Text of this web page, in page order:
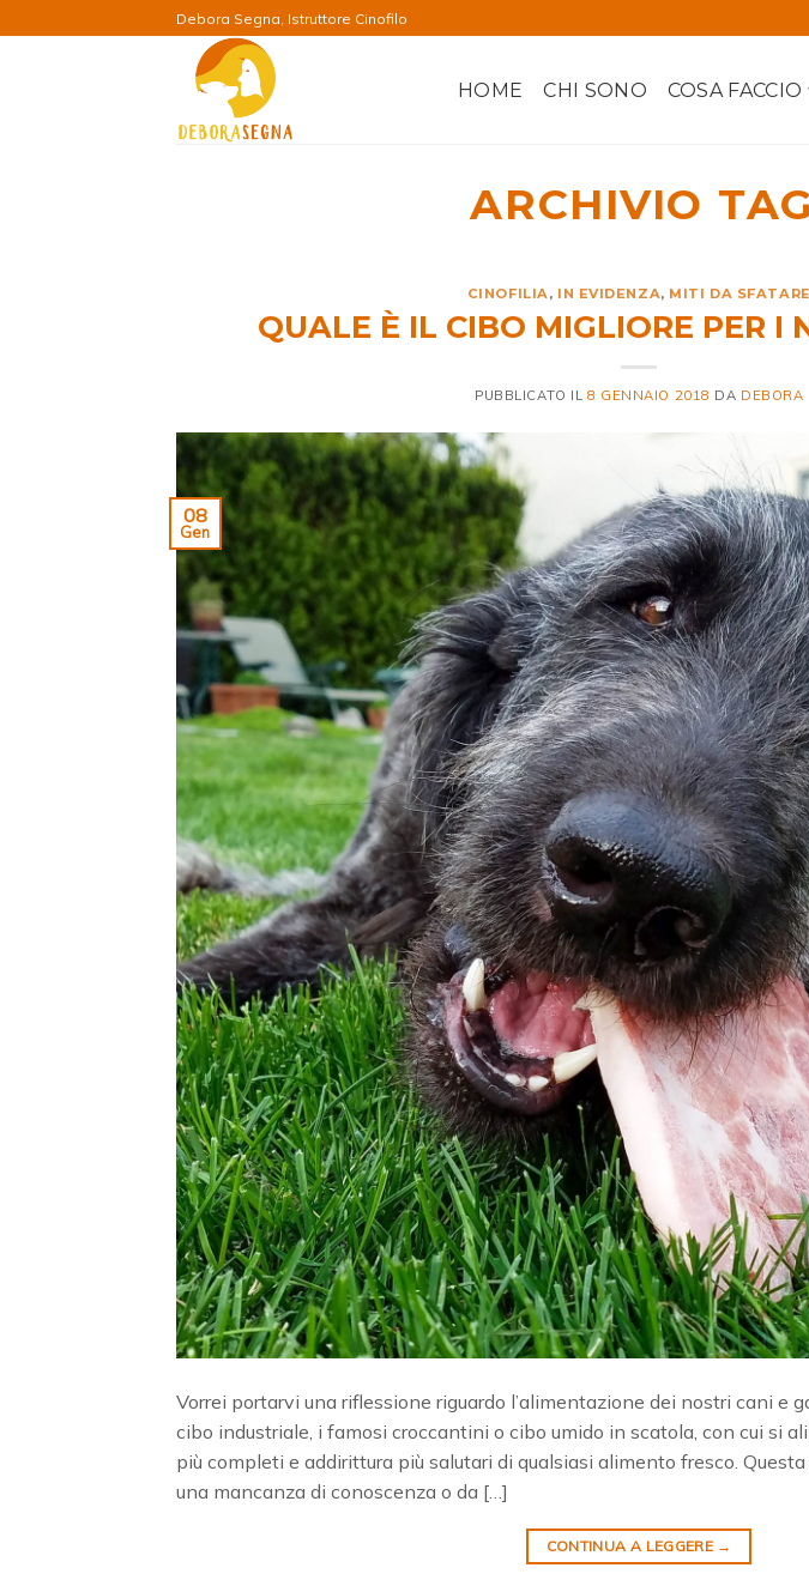
ai
Debora Segna, Istruttore Cinofilo
HOME CHI SONO COSA FACCIO
ARCHIVIO
CINOFILIA , IN EVIDENZA, MITI DA SFATARE
QUALE È IL CIBO MIGLIORE PER I
PUBBLICATO IL 8 GENNAIO 2018 DA DEBORA
08
Gen
Vorrei portarvi una riflessione riguardo l’alimentazione dei nostri cani e
cibo industriale, i famosi croccantini o cibo umido in scatola, con cui si
più completi e addirittura più salutari di qualsiasi alimento fresco.
una mancanza di conoscenza o da […]
CONTINUA A LEGGERE →